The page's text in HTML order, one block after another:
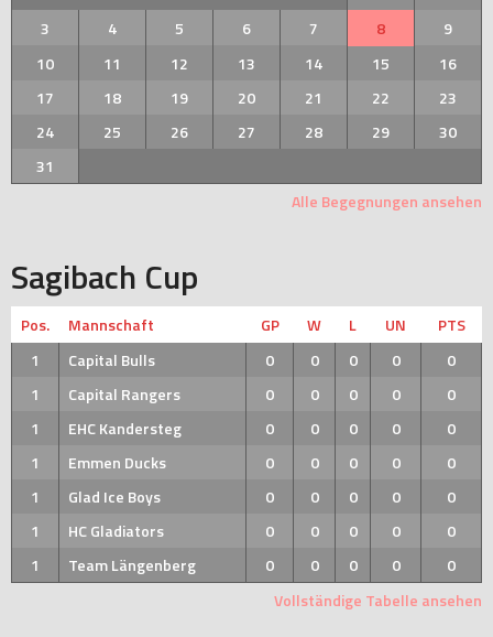
3
4 5 6 7 8
9
10
11 12 13 14 15
16
17
18 19 20 21 22
23
24
25 26 27 28 29
30
31
Alle Begegnungen ansehen
Sagibach Cup
Pos. Mannschaft GP W L UN
PTS
1
Capital Bulls 0 0 0 0
0
1
Capital Rangers 0 0 0 0
0
1
EHC Kandersteg 0 0 0 0
0
1
Emmen Ducks 0 0 0 0
0
1
Glad Ice Boys 0 0 0 0
0
1
HC Gladiators 0 0 0 0
0
1
Team Längenberg 0 0 0 0
0
Vollständige Tabelle ansehen